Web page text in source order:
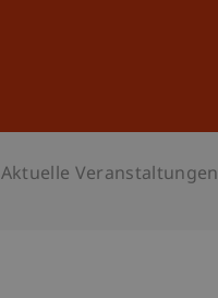
Aktuelle Veranstaltungen